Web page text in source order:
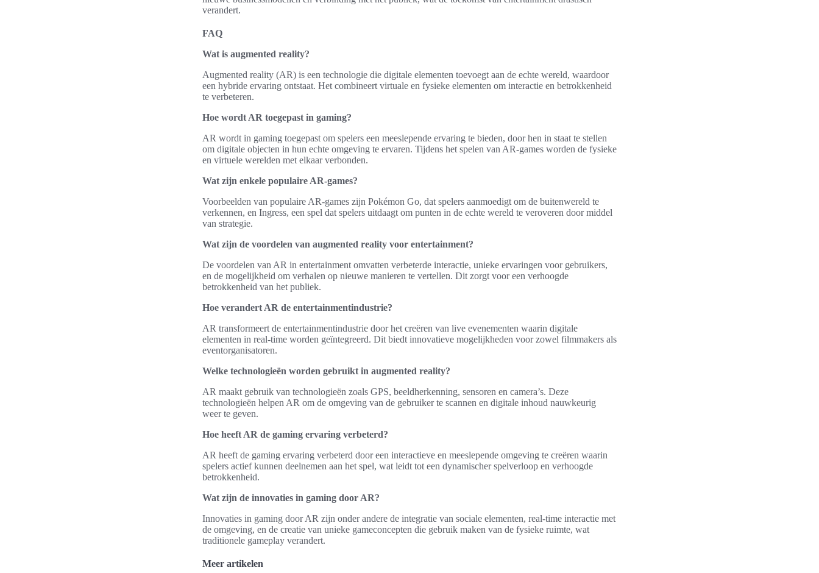
verandert.
FAQ
Wat is augmented reality?
Augmented reality (AR) is een technologie die digitale elementen toevoegt aan de echte wereld, waardoor
een hybride ervaring ontstaat. Het combineert virtuale en fysieke elementen om interactie en betrokkenheid
te verbeteren.
Hoe wordt AR toegepast in gaming?
AR wordt in gaming toegepast om spelers een meeslepende ervaring te bieden, door hen in staat te stellen
om digitale objecten in hun echte omgeving te ervaren. Tijdens het spelen van AR-games worden de fysieke
en virtuele werelden met elkaar verbonden.
Wat zijn enkele populaire AR-games?
Voorbeelden van populaire AR-games zijn Pokémon Go, dat spelers aanmoedigt om de buitenwereld te
verkennen, en Ingress, een spel dat spelers uitdaagt om punten in de echte wereld te veroveren door middel
van strategie.
Wat zijn de voordelen van augmented reality voor entertainment?
De voordelen van AR in entertainment omvatten verbeterde interactie, unieke ervaringen voor gebruikers,
en de mogelijkheid om verhalen op nieuwe manieren te vertellen. Dit zorgt voor een verhoogde
betrokkenheid van het publiek.
Hoe verandert AR de entertainmentindustrie?
AR transformeert de entertainmentindustrie door het creëren van live evenementen waarin digitale
elementen in real-time worden geïntegreerd. Dit biedt innovatieve mogelijkheden voor zowel filmmakers als
eventorganisatoren.
Welke technologieën worden gebruikt in augmented reality?
AR maakt gebruik van technologieën zoals GPS, beeldherkenning, sensoren en camera’s. Deze
technologieën helpen AR om de omgeving van de gebruiker te scannen en digitale inhoud nauwkeurig
weer te geven.
Hoe heeft AR de gaming ervaring verbeterd?
AR heeft de gaming ervaring verbeterd door een interactieve en meeslepende omgeving te creëren waarin
spelers actief kunnen deelnemen aan het spel, wat leidt tot een dynamischer spelverloop en verhoogde
betrokkenheid.
Wat zijn de innovaties in gaming door AR?
Innovaties in gaming door AR zijn onder andere de integratie van sociale elementen, real-time interactie met
de omgeving, en de creatie van unieke gameconcepten die gebruik maken van de fysieke ruimte, wat
traditionele gameplay verandert.
Meer artikelen